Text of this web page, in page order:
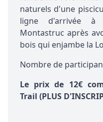
naturels d'une
ligne d'arrivée à
Montastruc après
bois qui enjambe la
Nombre de
Le prix de 12€
Trail (PLUS